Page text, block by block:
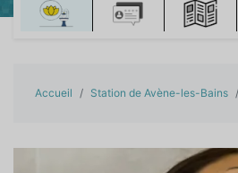
Voir l'adresse e-mail
Accueil Station de Avène-les-Bains